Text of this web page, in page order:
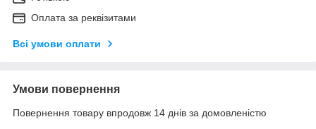
Оплата за реквізитами
Всі умови оплати
Умови повернення
Повернення товару впродовж 14 днів за домовленістю